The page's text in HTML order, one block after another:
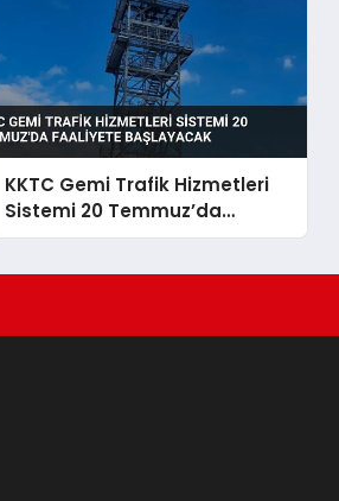
KKTC Gemi Trafik Hizmetleri
Sistemi 20 Temmuz’da
Faaliyete Başlayacak